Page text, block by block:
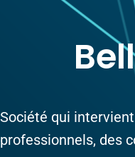
Société qui
professionnels, des